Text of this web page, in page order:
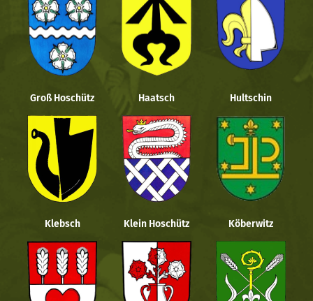
Groß Hoschütz Haatsch Hultschin
Klebsch Klein Hoschütz Köberwitz